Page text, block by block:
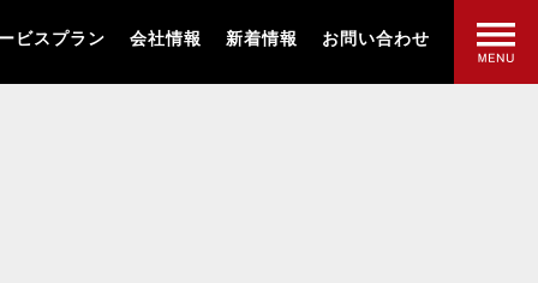
ビスプラン 会社情報 新着情報 お問い合わせ